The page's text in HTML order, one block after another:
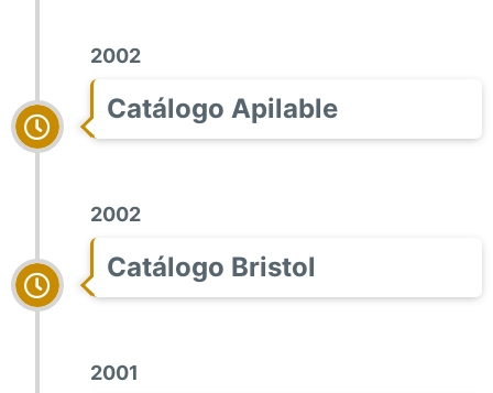
2002
Catálogo Apilable
2002
Catálogo Bristol
2001